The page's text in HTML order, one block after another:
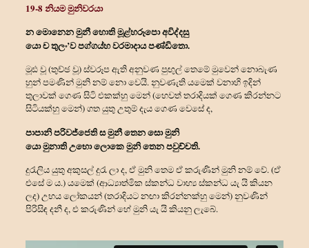
19-8 නියම මුනිවරයා
න මොනෙන මුනී හොති මූළ්හරූපො අවිද්දසු
යො ච තුලං’ව පග්ගය්හ වරමාදාය පණ්ඩිතො.
මූඪ වූ (තුච්ඡ වූ) ස්වරූප ඇති අනුවණ පුඟුල් තෙමේ මුවෙන් නොබැණ
හුන් පමණින් මුනි නම් නො වෙයි. නුවණැති යමෙක් වනාහි ඉදින්
තුලාවක් ගෙණ සිටි එකක්හු මෙන් (හෙවත් තරාදියක් ගෙණ කිරන්නට
සිටියක්හු මෙන්) ගත යුතු උතුම් දැය ගෙණ වෙසේ ද,
පාපානි පරිවජ්ජෙති ස මුනී තෙන සො මුනි
යො මුනාති උභො ලොකෙ මුනි තෙන පවුච්චති.
දුරැලිය යුතු අකුසල් දුරැ ලා ද, ඒ මුනි තෙම ඒ කරුණින් මුනි නම් වේ. (ඒ
එසේ ම ය.) යමෙක් (ආධ්‍යාත්මික ස්කන්‍ධ වාහ්‍ය ස්කන්‍ධ යැ යි කියන
ලද) උභය ලෝකයන් (තරාදියට නඟා කිරන්නක්හු මෙන්) නුවණින්
පිරිසිඳ දනී ද, එ කරුණින් හේ මුනි යැ යි කියනු ලැබේ.